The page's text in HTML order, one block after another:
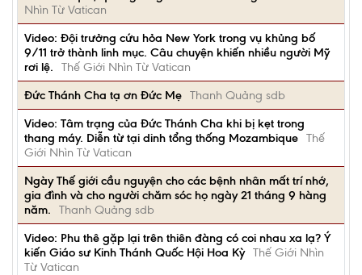
Nhìn Từ Vatican
Video: Đội trưởng cứu hỏa New York trong vụ khủng bố
9/11 trở thành linh mục. Câu chuyện khiến nhiều người Mỹ
rơi lệ.
Thế Giới Nhìn Từ Vatican
Đức Thánh Cha tạ ơn Đức Mẹ Thanh Quảng sdb
Video: Tâm trạng của Đức Thánh Cha khi bị kẹt trong
thang máy. Diễn từ tại dinh tổng thống Mozambique Thế
Giới Nhìn Từ Vatican
Ngày Thế giới cầu nguyện cho các bệnh nhân mất trí nhớ,
gia đình và cho người chăm sóc họ ngày 21 tháng 9 hàng
năm.
Thanh Quảng sdb
Video: Phu thê gặp lại trên thiên đàng có coi nhau xa lạ? Ý
kiến Giáo sư Kinh Thánh Quốc Hội Hoa Kỳ Thế Giới Nhìn
Từ Vatican